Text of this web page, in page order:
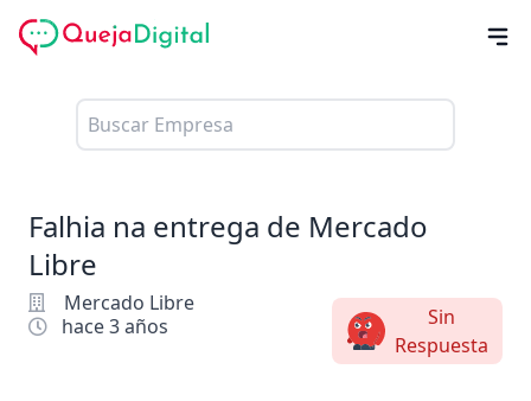
Falhia na entrega de Mercado
Libre
Mercado Libre
hace 3 años
Sin
Respuesta